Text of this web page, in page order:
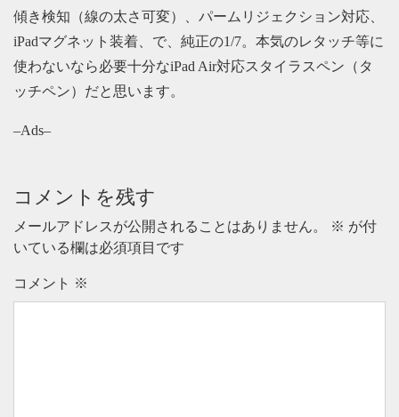
傾き検知（線の太さ可変）、パームリジェクション対応、
iPadマグネット装着、で、純正の1/7。本気のレタッチ等に
使わないなら必要十分なiPad Air対応スタイラスペン（タ
ッチペン）だと思います。
–Ads–
コメントを残す
メールアドレスが公開されることはありません。 ※ が付
いている欄は必須項目です
コメント ※